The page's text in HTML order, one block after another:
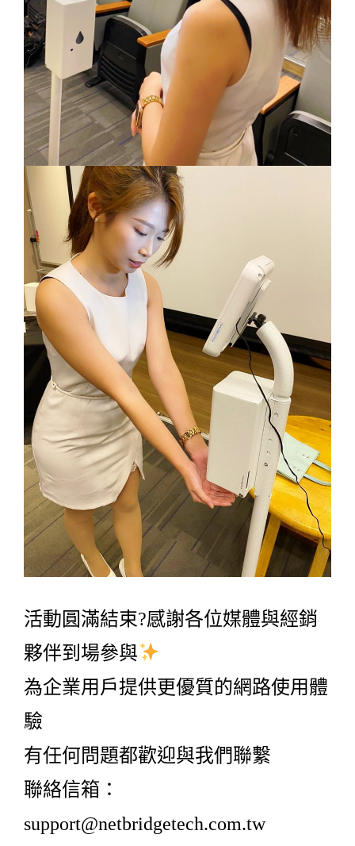
活動圓滿結束?感謝各位媒體與經銷
夥伴到場參與
為企業用戶提供更優質的網路使用體
驗
有任何問題都歡迎與我們聯繫
聯絡信箱：
support@netbridgetech.com.tw